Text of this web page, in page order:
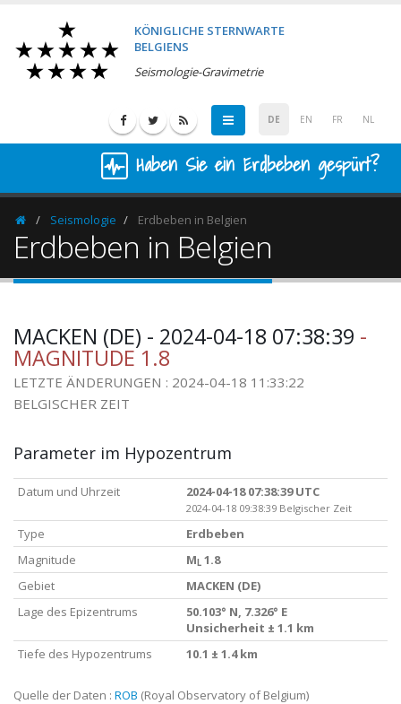
KÖNIGLICHE STERNWARTE
BELGIENS
Seismologie-Gravimetrie
DE EN FR NL
Haben Sie ein Erdbeben gespürt?
HomepageSeismologie Erdbeben in Belgien
Erdbeben in Belgien
MACKEN (DE) - 2024-04-18 07:38:39 -
MAGNITUDE 1.8
LETZTE ÄNDERUNGEN : 2024-04-18 11:33:22
BELGISCHER ZEIT
Parameter im Hypozentrum
Datum und Uhrzeit 2024-04-18 07:38:39 UTC
2024-04-18 09:38:39 Belgischer Zeit
Type
Erdbeben
Magnitude
M L 1.8
Gebiet
MACKEN (DE)
Lage des Epizentrums
50.103° N, 7.326° E
Unsicherheit ± 1.1 km
Tiefe des Hypozentrums
10.1 ± 1.4 km
Quelle der Daten : ROB (Royal Observatory of Belgium)